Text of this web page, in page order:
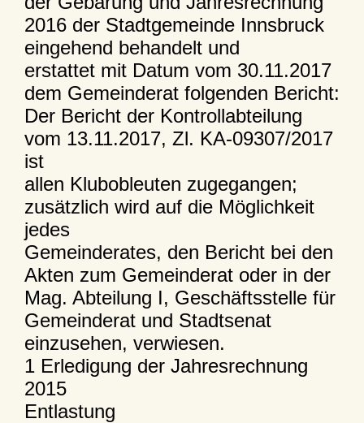
2016 der Stadtgemeinde Innsbruck
eingehend behandelt und
erstattet mit Datum vom 30.11.2017
dem Gemeinderat folgenden Bericht:
Der Bericht der Kontrollabteilung
vom 13.11.2017, Zl. KA-09307/2017
ist
allen Klubobleuten zugegangen;
zusätzlich wird auf die Möglichkeit
jedes
Gemeinderates, den Bericht bei den
Akten zum Gemeinderat oder in der
Mag. Abteilung I, Geschäftsstelle für
Gemeinderat und Stadtsenat
einzusehen, verwiesen.
1 Erledigung der Jahresrechnung
2015
Entlastung